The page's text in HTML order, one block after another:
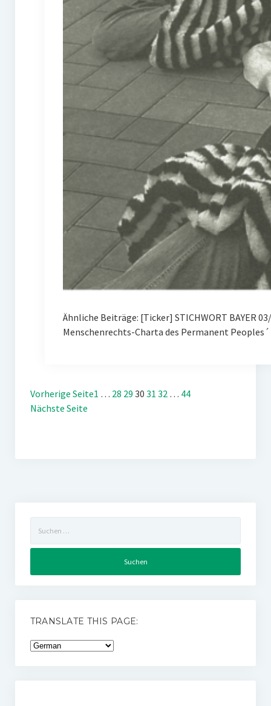
Ähnliche Beiträge: [Ticker] STICHWORT BAYER
Menschenrechts-Charta des Permanent
Vorherige Seite1 … 28 29 30 31 32 … 44
Nächste Seite
nach:
TRANSLATE THIS PAGE: